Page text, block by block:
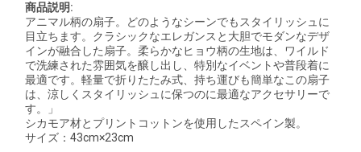
商品説明:
アニマル柄の扇子。どのようなシーンでもスタイリッシュに
目立ちます。クラシックなエレガンスと大胆でモダンなデザ
インが融合した扇子。柔らかなヒョウ柄の生地は、ワイルド
で洗練された雰囲気を醸し出し、特別なイベントや普段着に
最適です。軽量で折りたたみ式、持ち運びも簡単なこの扇子
は、涼しくスタイリッシュに保つのに最適なアクセサリーで
す。」
シカモア材とプリントコットンを使用したスペイン製。
サイズ：43cm×23cm